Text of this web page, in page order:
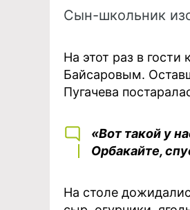
Сын-школьник
На этот раз в гости
Байсаровым.
Пугачева
«Вот такой у
Орбакайте,
На столе